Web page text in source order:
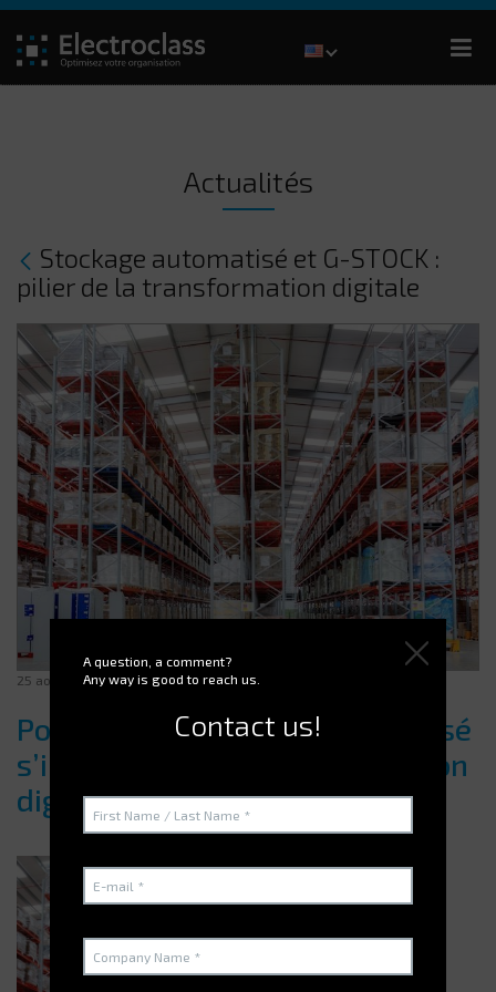
Actualités
Stockage automatisé et G-STOCK :
pilier de la transformation digitale
25 août 2025
Pourquoi le stockage automatisé
s’impose dans la transformation
digitale des entrepôts ?
A question, a comment?
Any way is good to reach us.
Contact us!